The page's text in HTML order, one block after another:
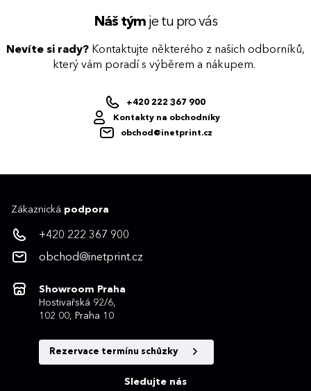
Náš týmje tu pro vás
Nevíte si rady? Kontaktujte některého z našich odborníků,
který vám poradí s výběrem a nákupem.
+420 222 367 900
Kontakty na obchodníky
obchod@inetprint.cz
Zákaznická podpora
+420 222 367 900
obchod@inetprint.cz
Showroom Praha
Hostivařská 92/6,
102 00, Praha 10
Rezervace termínu schůzky
Sledujte nás